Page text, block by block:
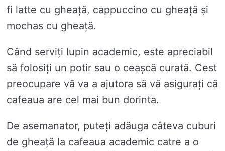
fi latte cu gheață, cappuccino cu gheață și
mochas cu gheață.
Când serviți lupin academic, este apreciabil
să folosiți un potir sau o ceașcă curată. Cest
preocupare vă va a ajutora să vă asigurați că
cafeaua are cel mai bun dorinta.
De asemanator, puteți adăuga câteva cuburi
de gheață la cafeaua academic catre a o